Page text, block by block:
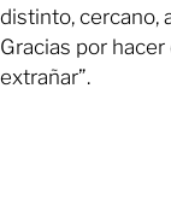
distinto, cercano,
Gracias por
extrañar”.